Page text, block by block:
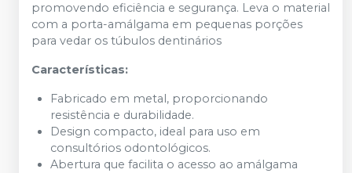
promovendo eficiência e segurança. Leva o material
com a porta-amálgama em pequenas porções
para vedar os túbulos dentinários
Características:
Fabricado em metal, proporcionando
resistência e durabilidade.
Design compacto, ideal para uso em
consultórios odontológicos.
Abertura que facilita o acesso ao amálgama